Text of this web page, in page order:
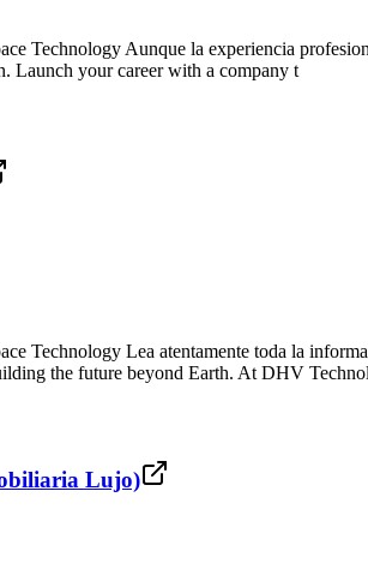
Technology Aunque la experiencia
Launch your career with a company t
Technology Lea atentamente toda la
the future beyond Earth. At DHV
Lujo)